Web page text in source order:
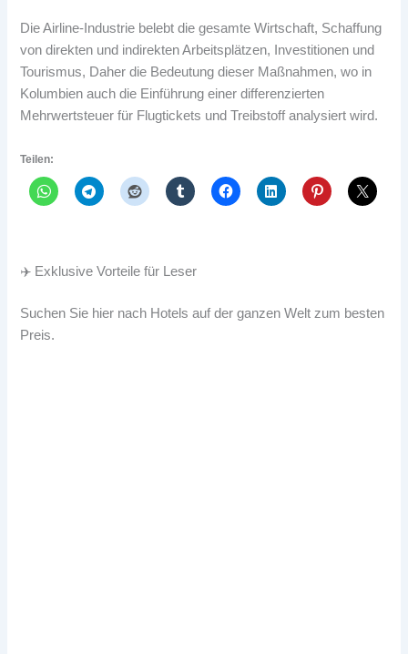
Die Airline-Industrie belebt die gesamte Wirtschaft, Schaffung
von direkten und indirekten Arbeitsplätzen, Investitionen und
Tourismus, Daher die Bedeutung dieser Maßnahmen, wo in
Kolumbien auch die Einführung einer differenzierten
Mehrwertsteuer für Flugtickets und Treibstoff analysiert wird.
Teilen:
✈️ Exklusive Vorteile für Leser
Suchen Sie hier nach Hotels auf der ganzen Welt zum besten
Preis.